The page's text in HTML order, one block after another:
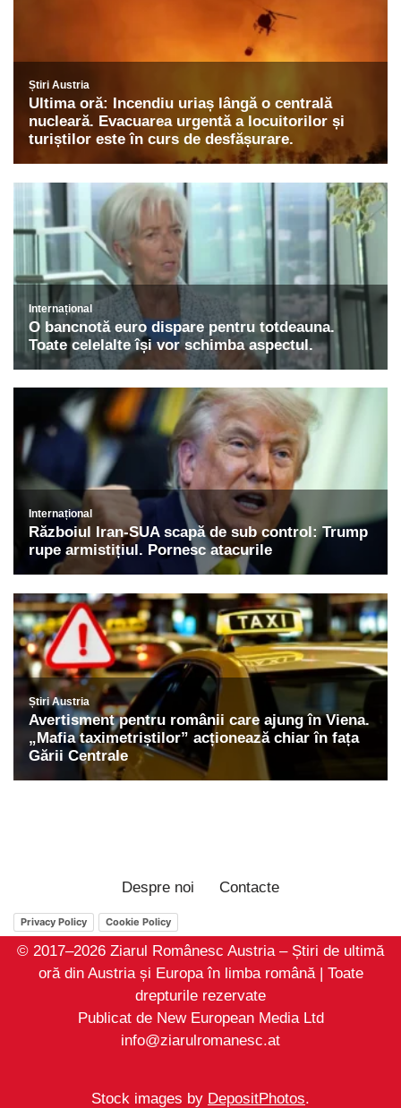
Despre noi Contacte
Privacy Policy Cookie Policy
© 2017–2026 Ziarul Românesc Austria – Știri de ultimă
oră din Austria și Europa în limba română | Toate
drepturile rezervate
Publicat de New European Media Ltd
info@ziarulromanesc.at
Stock images by DepositPhotos.